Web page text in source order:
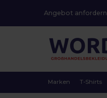
Angebot anfordern
Marken T-Shirts